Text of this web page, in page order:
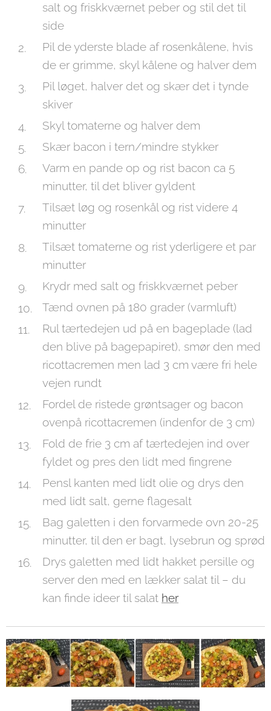
salt og friskkværnet peber og stil det til
side
Pil de yderste blade af rosenkålene, hvis
de er grimme, skyl kålene og halver dem
Pil løget, halver det og skær det i tynde
skiver
Skyl tomaterne og halver dem
Skær bacon i tern/mindre stykker
Varm en pande op og rist bacon ca 5
minutter, til det bliver gyldent
Tilsæt løg og rosenkål og rist videre 4
minutter
Tilsæt tomaterne og rist yderligere et par
minutter
Krydr med salt og friskkværnet peber
Tænd ovnen på 180 grader (varmluft)
Rul tærtedejen ud på en bageplade (lad
den blive på bagepapiret), smør den med
ricottacremen men lad 3 cm være fri hele
vejen rundt
Fordel de ristede grøntsager og bacon
ovenpå ricottacremen (indenfor de 3 cm)
Fold de frie 3 cm af tærtedejen ind over
fyldet og pres den lidt med fingrene
Pensl kanten med lidt olie og drys den
med lidt salt, gerne flagesalt
Bag galetten i den forvarmede ovn 20-25
minutter, til den er bagt, lysebrun og sprød
Drys galetten med lidt hakket persille og
server den med en lækker salat til – du
kan finde ideer til salat her